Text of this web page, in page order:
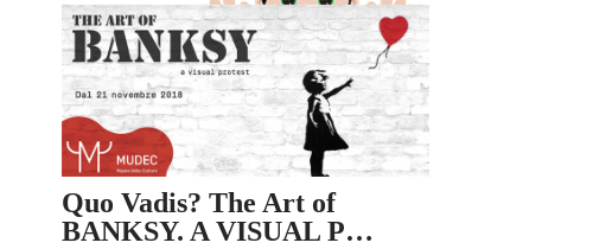
Quo Vadis? The Art of
BANKSY. A VISUAL P…